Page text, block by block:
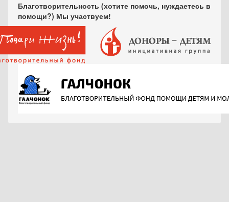
Благотворительность (хотите помочь, нуждаетесь в
помощи?) Мы участвуем!